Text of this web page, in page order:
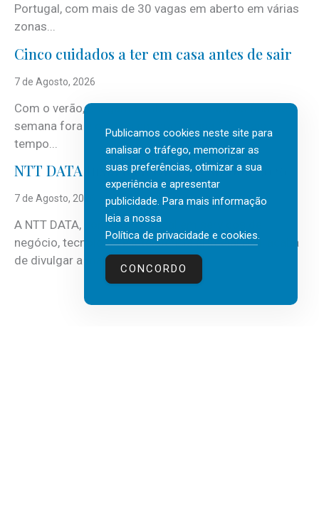
Portugal, com mais de 30 vagas em aberto em várias
zonas...
Cinco cuidados a ter em casa antes de sair
7 de Agosto, 2026
Com o verão, chegam também as férias, os fins-de-
semana fora e os dias em que a casa fica mais
tempo...
NTT DATA Insurtech Global Outlook 2026
7 de Agosto, 2026
A NTT DATA, consultora global em serviços de
negócio, tecnologia e inteligência artificial (IA), acaba
de divulgar a mais recente...
Publicamos cookies neste site para
analisar o tráfego, memorizar as
suas preferências, otimizar a sua
experiência e apresentar
publicidade. Para mais informação
leia a nossa
Política de privacidade e cookies.
CONCORDO